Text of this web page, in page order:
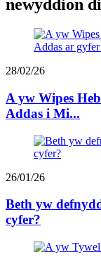
newyddion
28/02/26
A yw Wipes
Addas i Mi...
26/01/26
Beth yw
cyfer?